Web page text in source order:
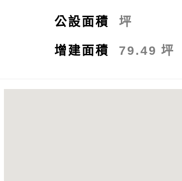
公設面積 坪
增建面積 79.49 坪